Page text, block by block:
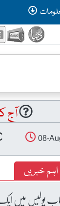
آج
08-
اہم خبریں
پولیس میں